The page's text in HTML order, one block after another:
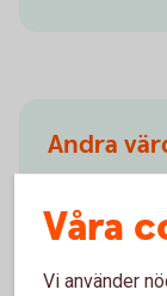
Andra
värdepapper,
warranter
kom igång.
Våra
Vi använder